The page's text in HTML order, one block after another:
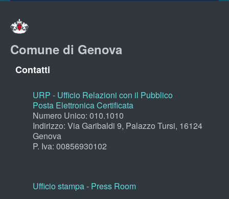
Comune di Genova
Contatti
URP - Ufficio Relazioni con il Pubblico
Posta Elettronica Certificata
Numero Unico: 010.1010
Indirizzo: Via Garibaldi 9, Palazzo Tursi, 16124
Genova
P. Iva: 00856930102
Ufficio stampa - Press Room